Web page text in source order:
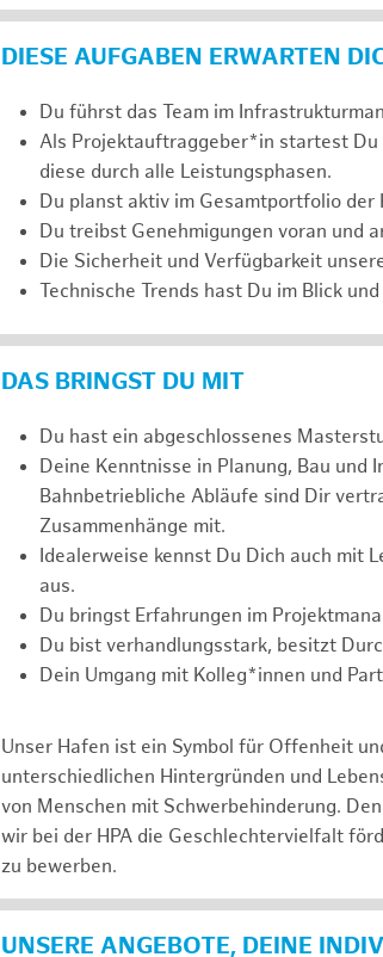
DIESE AUFGABEN ERWARTEN
Du führst das Team im
Als Projektauftraggeber*in startest Du
diese durch alle Leistungsphasen.
Du planst aktiv im Gesamtportfolio
Du treibst Genehmigungen voran und
Die Sicherheit und Verfügbarkeit
Technische Trends hast Du im Blick
DAS BRINGST DU MIT
Du hast ein abgeschlossenes
Deine Kenntnisse in Planung, Bau und
Bahnbetriebliche Abläufe sind Dir
Zusammenhänge mit.
Idealerweise kennst Du Dich auch mit
aus.
Du bringst Erfahrungen im
Du bist verhandlungsstark, besitzt
Dein Umgang mit Kolleg*innen und
Unser Hafen ist ein Symbol für Offenheit
unterschiedlichen Hintergründen und
von Menschen mit Schwerbehinderung.
wir bei der HPA die Geschlechtervielfalt
zu bewerben.
UNSERE ANGEBOTE, DEINE